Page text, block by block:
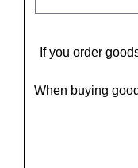
If you order
When buying